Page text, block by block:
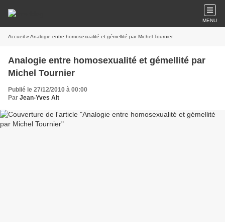
MENU
Accueil » Analogie entre homosexualité et gémellité par Michel Tournier
Analogie entre homosexualité et gémellité par
Michel Tournier
Publié le 27/12/2010 à 00:00
Par Jean-Yves Alt